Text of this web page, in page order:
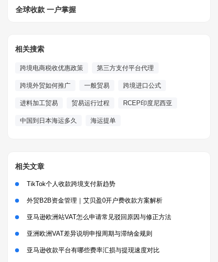
全球收款 一户掌握
相关搜索
跨境电商税收优惠政策 第三方支付平台代理
跨境外贸如何推广 一般贸易 跨境进口公式
进料加工贸易 贸易运行过程 RCEP印度尼西亚
中国到日本海运多久 海运提单
相关文章
TikTok个人收款跨境支付新趋势
外贸B2B资金管理｜艾贝盈0开户费收款方案解析
亚马逊欧洲站VAT怎么申请常见驳回原因与修正方法
亚洲欧洲VAT差异说明申报周期与滞纳金规则
亚马逊收款平台有哪些费率汇损与提现速度对比